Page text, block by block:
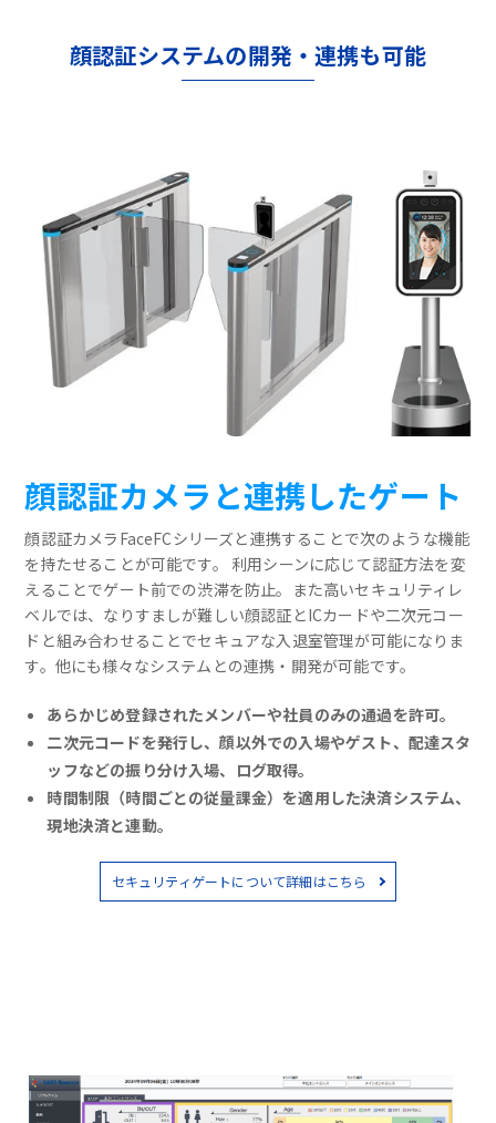
顔認証システムの開発・連携も可能
顔認証カメラと連携したゲート
顔認証カメラFaceFCシリーズと連携することで次のような機能
を持たせることが可能です。 利用シーンに応じて認証方法を変
えることでゲート前での渋滞を防止。また高いセキュリティレ
ベルでは、なりすましが難しい顔認証とICカードや二次元コー
ドと組み合わせることでセキュアな入退室管理が可能になりま
す。他にも様々なシステムとの連携・開発が可能です。
あらかじめ登録されたメンバーや社員のみの通過を許可。
二次元コードを発行し、顔以外での入場やゲスト、配達スタ
ッフなどの振り分け入場、ログ取得。
時間制限（時間ごとの従量課金）を適用した決済システム、
現地決済と連動。
セキュリティゲートについて詳細はこちら